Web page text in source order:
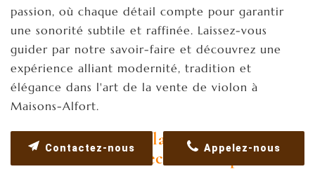
passion, où chaque détail compte pour garantir
une sonorité subtile et raffinée. Laissez-vous
guider par notre savoir-faire et découvrez une
expérience alliant modernité, tradition et
élégance dans l'art de la vente de violon à
Maisons-Alfort.
Découvrez l'art de la vente de violon à
Maisons-Alfort avec notre expertise
Appelez-nous
Contactez-nous